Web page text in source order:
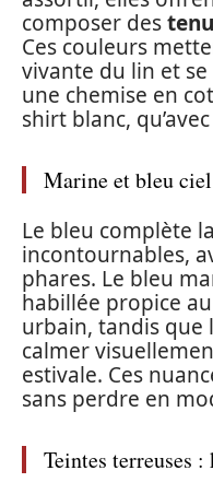
composer des
Ces couleurs
vivante du lin et
une chemise en
shirt blanc,
Marine et bleu ciel
Le bleu complète
incontournables,
phares. Le bleu
habillée propice
urbain, tandis que
calmer
estivale. Ces
sans perdre en
Teintes terreuses